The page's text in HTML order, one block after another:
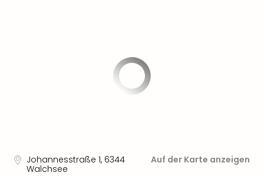
Johannesstraße 1, 6344
Walchsee
Auf der Karte anzeigen